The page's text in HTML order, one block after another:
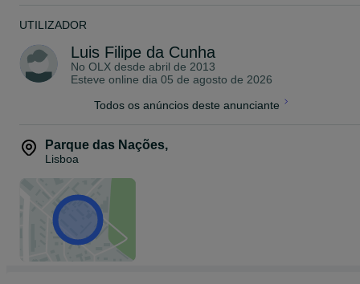
UTILIZADOR
Luis Filipe da Cunha
No OLX desde abril de 2013
Esteve online dia 05 de agosto de 2026
Todos os anúncios deste anunciante
Parque das Nações,
Lisboa